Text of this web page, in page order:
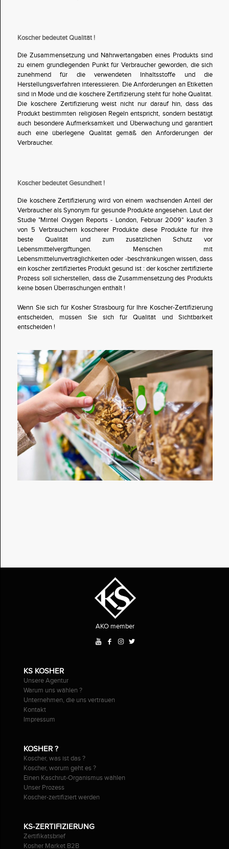
Koscher bedeutet Qualität !
Die Zusammensetzung und Nährwertangaben eines Produkts sind
zu einem grundlegenden Punkt für Verbraucher geworden, die sich
zunehmend für die verwendeten Inhaltsstoffe und die
Herstellungsverfahren interessieren. Die Anforderungen an Etiketten
sind in Mode und die koschere Zertifizierung steht für hohe Qualität.
Die koschere Zertifizierung weist nicht nur darauf hin, dass das
Produkt bestimmten religiösen Regeln entspricht, sondern bestätigt
auch besondere Aufmerksamkeit und Überwachung und garantiert
auch eine überlegene Qualität gemäß den Anforderungen der
Verbraucher.
Koscher bedeutet Gesundheit !
Die koschere Zertifizierung wird von einem wachsenden Anteil der
Verbraucher als Synonym für gesunde Produkte angesehen. Laut der
Studie "Mintel Oxygen Reports - London, Februar 2009" kaufen 3
von 5 Verbrauchern koscherer Produkte diese Produkte für ihre
beste Qualität und zum zusätzlichen Schutz vor
Lebensmittelvergiftungen. Menschen mit
Lebensmittelunverträglichkeiten oder -beschränkungen wissen, dass
ein koscher zertifiziertes Produkt gesund ist : der koscher zertifizierte
Prozess soll sicherstellen, dass die Zusammensetzung des Produkts
keine bösen Überraschungen enthält !
Wenn Sie sich für Kosher Strasbourg für Ihre Koscher-Zertifizierung
entscheiden, müssen Sie sich für Qualität und Sichtbarkeit
entscheiden !
AKO member
KS KOSHER
Unsere Agentur
Warum uns wählen ?
Unternehmen, die uns vertrauen
Kontakt
Impressum
KOSHER ?
Koscher, was ist das ?
Koscher, worum geht es ?
Einen Kaschrut-Organismus wählen
Unser Prozess
Koscher-zertifiziert werden
KS-ZERTIFIZIERUNG
Zertifikatsbrief
Kosher Market B2B